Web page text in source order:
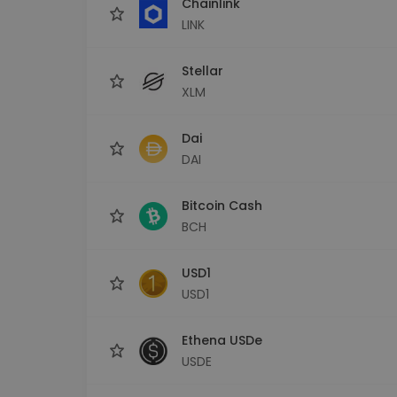
LINK
Stellar
XLM
Dai
DAI
Bitcoin Cash
BCH
USD1
USD1
Ethena USDe
USDE